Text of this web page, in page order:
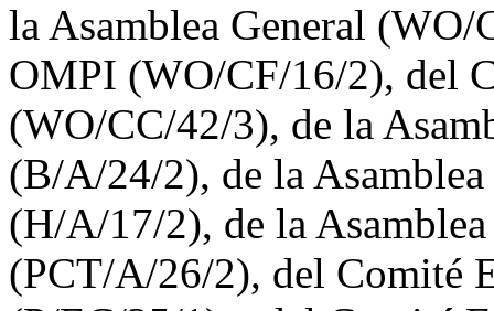
la Asamblea General
OMPI (WO/CF/16/2), del
(WO/CC/42/3), de la
(B/A/24/2), de la
(H/A/17/2), de la
(PCT/A/26/2), del Comité